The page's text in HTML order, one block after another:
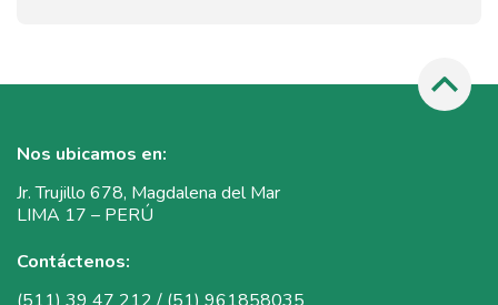
Nos ubicamos en:
Jr. Trujillo 678, Magdalena del Mar
LIMA 17 – PERÚ
Contáctenos: